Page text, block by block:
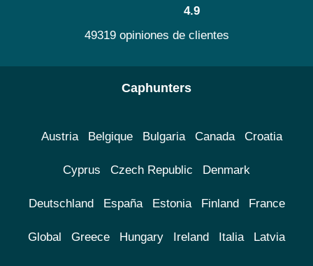
4.9
49319 opiniones de clientes
Caphunters
Austria Belgique Bulgaria Canada Croatia
Cyprus Czech Republic Denmark
Deutschland España Estonia Finland France
Global Greece Hungary Ireland Italia Latvia